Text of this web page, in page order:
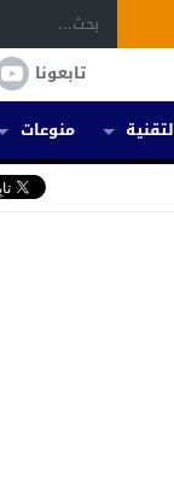
تابعونا
منوعات